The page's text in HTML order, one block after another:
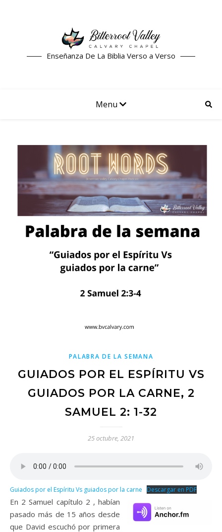
Enseñanza De La Biblia Verso a Verso
Menu
PALABRA DE LA SEMANA
GUIADOS POR EL ESPÍRITU VS
GUIADOS POR LA CARNE, 2
SAMUEL 2: 1-32
25 octubre, 2021
Guiados por el Espíritu Vs guiados por la carne Descargar en PDF
En 2 Samuel capítulo 2 , habían
pasado más de 15 años desde
que David escuchó por primera